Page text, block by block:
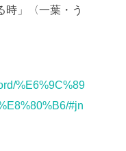
」〈一葉・う
%E6%9C%89
#jn